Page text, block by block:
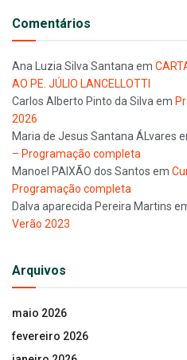
Comentários
Ana Luzia Silva Santana em
AO PE. JÚLIO LANCELLOTTI
Carlos Alberto Pinto da Silva em
2026
Maria de Jesus Santana ÁLvares
– Programação completa
Manoel PAIXÃO dos Santos em
Programação completa
Dalva aparecida Pereira Martins
Verão 2023
Arquivos
maio 2026
fevereiro 2026